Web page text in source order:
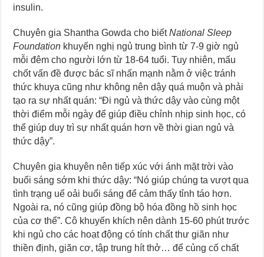
insulin.
Chuyên gia Shantha Gowda cho biếtNational Sleep
Foundation khuyến nghị ngủ trung bình từ 7-9 giờ ngủ
mỗi đêm cho người lớn từ 18-64 tuổi. Tuy nhiên, mấu
chốt vấn đề được bác sĩ nhấn mạnh nằm ở việc tránh
thức khuya cũng như không nên dậy quá muộn và phải
tạo ra sự nhất quán: “Đi ngủ và thức dậy vào cùng một
thời điểm mỗi ngày để giúp điều chỉnh nhịp sinh học, có
thể giúp duy trì sự nhất quán hơn về thời gian ngủ và
thức dậy”.
Chuyên gia khuyên nên tiếp xúc với ánh mặt trời vào
buổi sáng sớm khi thức dậy: “Nó giúp chúng ta vượt qua
tình trạng uể oải buổi sáng để cảm thấy tỉnh táo hơn.
Ngoài ra, nó cũng giúp đồng bộ hóa đồng hồ sinh học
của cơ thể”. Cô khuyến khích nên dành 15-60 phút trước
khi ngủ cho các hoạt động có tính chất thư giãn như
thiền định, giãn cơ, tập trung hít thở… để củng cố chất